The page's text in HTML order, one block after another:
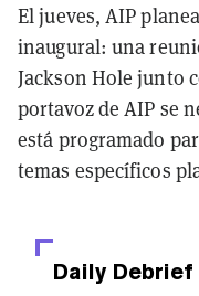
El jueves, AIP
inaugural: una
Jackson Hole junto
portavoz de AIP se
está programado
temas específicos
Daily Debrief